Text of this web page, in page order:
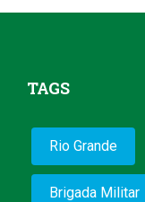
TAGS
Rio Grande
Brigada Militar